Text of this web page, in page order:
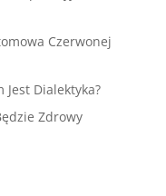
Czerwonej
Jest Dialektyka?
Zdrowy